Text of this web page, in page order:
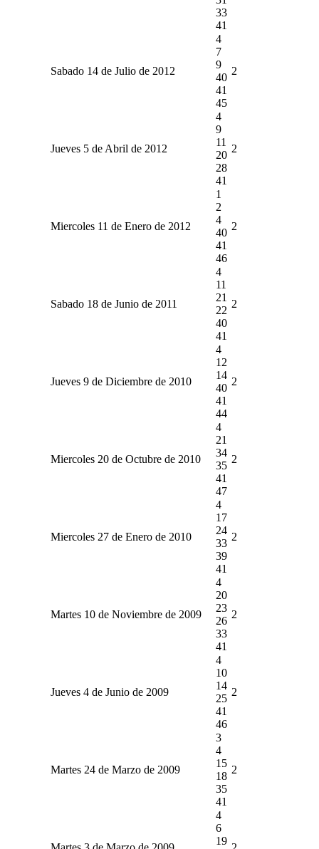
33
41
Sabado 14 de Julio de 2012
4
7
9
40
41
45
2
Jueves 5 de Abril de 2012
4
9
11
20
28
41
2
Miercoles 11 de Enero de 2012
1
2
4
40
41
46
2
Sabado 18 de Junio de 2011
4
11
21
22
40
41
2
Jueves 9 de Diciembre de 2010
4
12
14
40
41
44
2
Miercoles 20 de Octubre de 2010
4
21
34
35
41
47
2
Miercoles 27 de Enero de 2010
4
17
24
33
39
41
2
Martes 10 de Noviembre de 2009
4
20
23
26
33
41
2
Jueves 4 de Junio de 2009
4
10
14
25
41
46
2
Martes 24 de Marzo de 2009
3
4
15
18
35
41
2
4
6
19